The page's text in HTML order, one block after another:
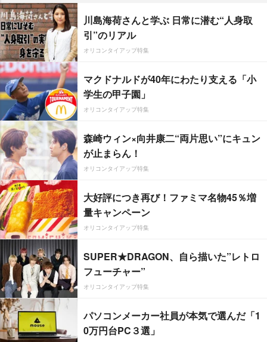
川島海荷さんと学ぶ 日常に潜む“人身取
引”のリアル
オリコンタイアップ特集
マクドナルドが40年にわたり支える「小
学生の甲子園」
オリコンタイアップ特集
森崎ウィン×向井康二“両片思い”にキュン
が止まらん！
オリコンタイアップ特集
大好評につき再び！ファミマ名物45％増
量キャンペーン
オリコンタイアップ特集
SUPER★DRAGON、自ら描いた”レトロ
フューチャー”
オリコンタイアップ特集
パソコンメーカー社員が本気で選んだ「1
0万円台PC３選」